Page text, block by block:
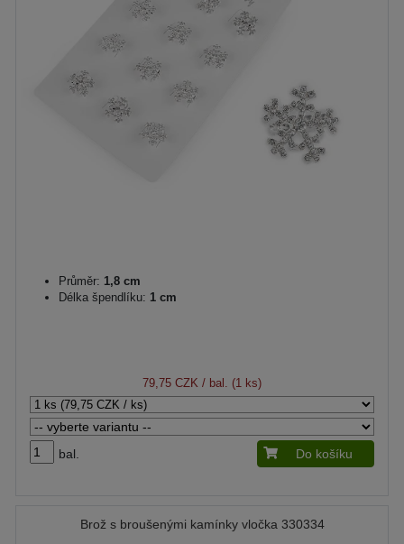
Průměr: 1,8 cm
Délka špendlíku: 1 cm
79,75 CZK / bal. (1 ks)
bal. Do košíku
Brož s broušenými kamínky vločka 330334